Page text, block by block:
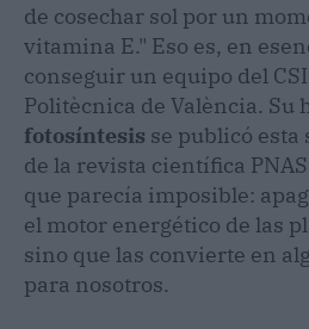
de cosechar sol por un
vitamina E." Eso es, en
conseguir un equipo del
Politècnica de València. Su
fotosíntesis se publicó esta
de la revista científica
que parecía imposible:
el motor energético de las
sino que las convierte en
para nosotros.